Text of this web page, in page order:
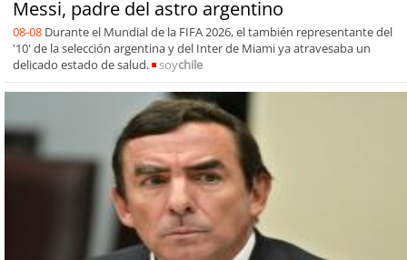
Messi, padre del astro argentino
08-08 Durante el Mundial de la FIFA 2026, el también representante del
'10' de la selección argentina y del Inter de Miami ya atravesaba un
delicado estado de salud.
soychile